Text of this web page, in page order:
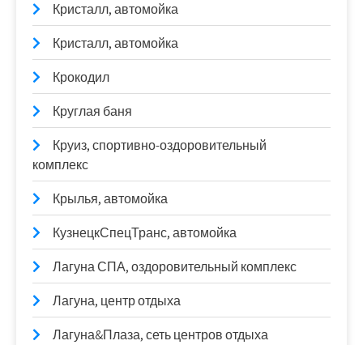
Кристалл, автомойка
Кристалл, автомойка
Крокодил
Круглая баня
Круиз, спортивно-оздоровительный
комплекс
Крылья, автомойка
КузнецкСпецТранс, автомойка
Лагуна СПА, оздоровительный комплекс
Лагуна, центр отдыха
Лагуна&Плаза, сеть центров отдыха